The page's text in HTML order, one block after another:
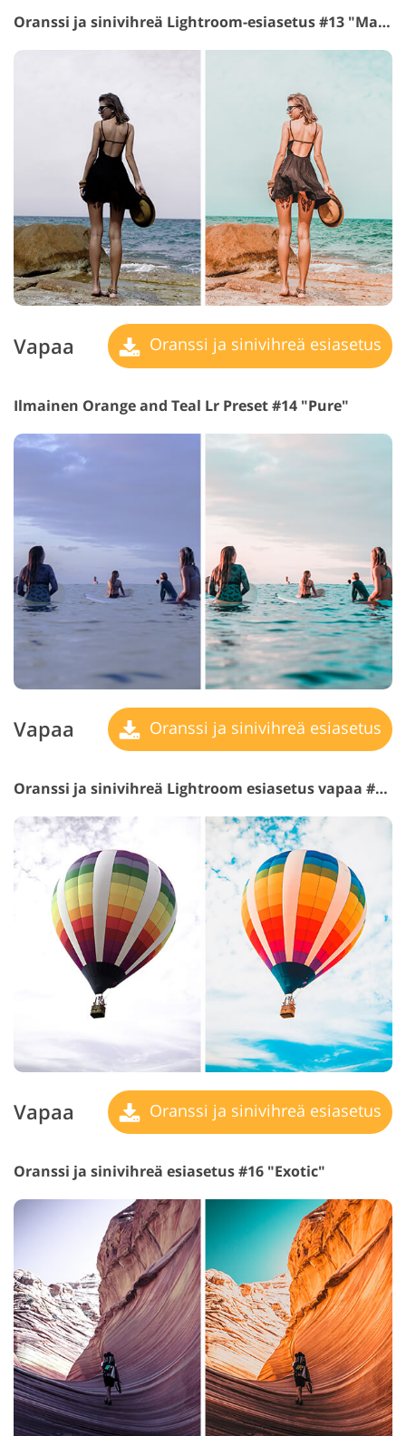
Oranssi ja sinivihreä Lightroom-esiasetus #13 "Magma"
Vapaa Oranssi ja sinivihreä esiasetus
Ilmainen Orange and Teal Lr Preset #14 "Pure"
Vapaa Oranssi ja sinivihreä esiasetus
Oranssi ja sinivihreä Lightroom esiasetus vapaa #15 "Colorful"
Vapaa Oranssi ja sinivihreä esiasetus
Oranssi ja sinivihreä esiasetus #16 "Exotic"